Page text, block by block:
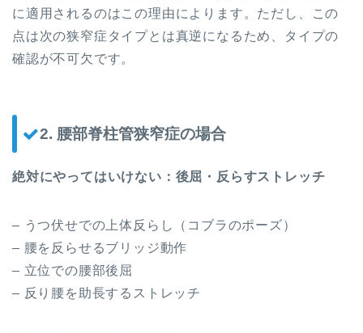
に適用されるのはこの理由によります。ただし、この
点は次の狭窄症タイプとは真逆になるため、タイプの
確認が不可欠です。
2. 腰部脊柱管狭窄症の場合
絶対にやってはいけない：後屈・反らすストレッチ
– うつ伏せでの上体反らし（コブラのポーズ）
– 腰を反らせるブリッジ動作
– 立位での腰部後屈
– 反り腰を助長するストレッチ